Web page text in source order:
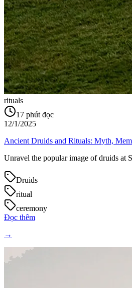
rituals
17 phút đọc
12/1/2025
Ancient Druids and Rituals: Myth,
Unravel the popular image of druids at
Druids
ritual
ceremony
Đọc thêm
→